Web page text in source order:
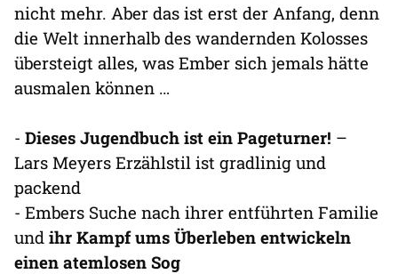
nicht mehr. Aber das ist erst der Anfang, denn
die Welt innerhalb des wandernden Kolosses
übersteigt alles, was Ember sich jemals hätte
ausmalen können …
- Dieses Jugendbuch ist ein Pageturner! –
Lars Meyers Erzählstil ist gradlinig und
packend
- Embers Suche nach ihrer entführten Familie
und ihr Kampf ums Überleben entwickeln
einen atemlosen Sog